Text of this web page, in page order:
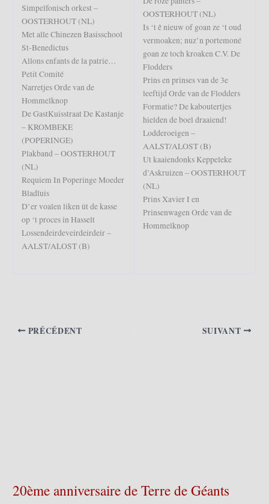
Simpelfonisch orkest –
OOSTERHOUT (NL)
Met alle Chinezen Basisschool
St-Benedictus
Allons enfants de la patrie…
Petit Comité
Narretjes Orde van de
Hommelknop
De GastKuisstraat De Kastanje
– KROMBEKE
(POPERINGE)
Plakband – OOSTERHOUT
(NL)
Requiem In Poperinge Moeder
Bladluis
D’er voalen liken ût de kasse
op ‘t proces in Hasselt
Lossendeirdeveirdeirdeir –
AALST/ALOST (B)
OOSTERHOUT (NL)
Is ‘t ê nieuw of goan ze ‘t oud
vermoaken; nuz’n portemoné
goan ze toch kroaken C.V. De
Flodders
Prins en prinses van de 3e
leeftijd Orde van de Flodders
Formatie? De kaboutertjes
hielden de boel draaiend!
Lodderoeigen –
AALST/ALOST (B)
Ut kaaiendonks Keppeleke
d’Askruizen – OOSTERHOUT
(NL)
Prins Xavier I en
Prinsenwagen Orde van de
Hommelknop
PRÉCÉDENT SUIVANT
20ème anniversaire de Terre de Géants